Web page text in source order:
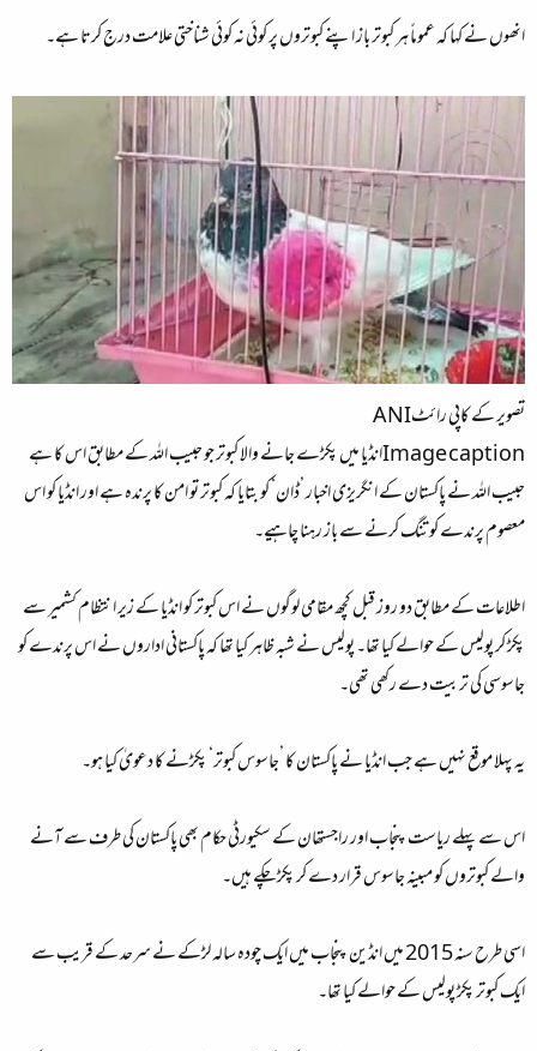
انھوں نے کہا کہ عموماً ہر کبوتر باز اپنے کبوتروں پر کوئی نہ کوئی شناختی علامت درج کرتا ہے۔
تصویر کے کاپی رائٹANI
Image captionانڈیا میں پکڑے جانے والا کبوتر جو حبیب اللہ کے مطابق اس کا ہے
حبیب اللہ نے پاکستان کے انگریزی اخبار ’ڈان‘ کو بتایا کہ کبوتر تو امن کا پرندہ ہے اور انڈیا کو اس
معصوم پرندے کو تنگ کرنے سے باز رہنا چاہیے۔
اطلاعات کے مطابق دو روز قبل کچھ مقامی لوگوں نے اس کبوتر کو انڈیا کے زیر انتظام کشمیر سے
پکڑ کر پولیس کے حوالے کیا تھا۔ پولیس نے شبہ ظاہر کیا تھا کہ پاکستانی اداروں نے اس پرندے کو
جاسوسی کی تربیت دے رکھی تھی۔
یہ پہلا موقع نہیں ہے جب انڈیا نے پاکستان کا ’جاسوس کبوتر‘ پکڑنے کا دعویٰ کیا ہو۔
اس سے پہلے ریاست پنجاب اور راجستھان کے سکیورٹی حکام بھی پاکستان کی طرف سے آنے
والے کبوتروں کو مبینہ جاسوس قرار دے کر پکڑ چکے ہیں۔
اسی طرح سنہ 2015 میں انڈین پنجاب میں ایک چودہ سالہ لڑکے نے سرحد کے قریب سے
ایک کبوتر پکڑ پولیس کے حوالے کیا تھا۔